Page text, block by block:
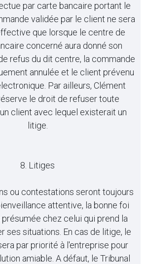
par carte bancaire portant le
validée par le client ne sera
que lorsque le centre de
concerné aura donné son
refus du dit centre, la commande
annulée et le client prévenu
Par ailleurs, Clément
le droit de refuser toute
client avec lequel existerait un
litige.
8. Litiges
ou contestations seront toujours
attentive, la bonne foi
chez celui qui prend la
ses situations. En cas de litige, le
par priorité à l'entreprise pour
amiable. A défaut, le Tribunal